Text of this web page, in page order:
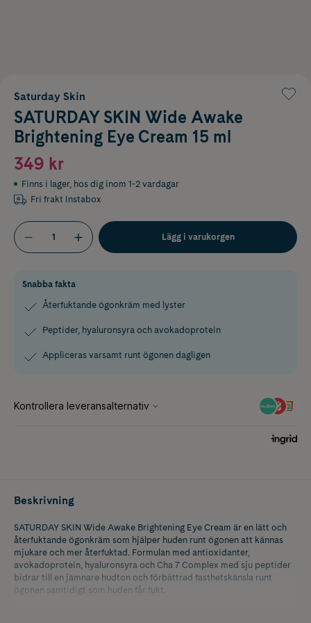
Saturday Skin
SATURDAY SKIN Wide Awake
Brightening Eye Cream 15 ml
349 kr
Finns i lager, hos dig inom 1-2 vardagar
Fri frakt Instabox
Lägg i varukorgen
Snabba fakta
Återfuktande ögonkräm med lyster
Peptider, hyaluronsyra och avokadoprotein
Appliceras varsamt runt ögonen dagligen
Beskrivning
SATURDAY SKIN Wide Awake Brightening Eye Cream är en lätt och
återfuktande ögonkräm som hjälper huden runt ögonen att kännas
mjukare och mer återfuktad. Formulan med antioxidanter,
avokadoprotein, hyaluronsyra och Cha 7 Complex med sju peptider
bidrar till en jämnare hudton och förbättrad fasthetskänsla runt
ögonen samtidigt som huden får fukt.